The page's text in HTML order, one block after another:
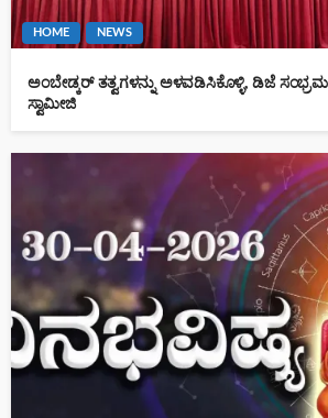
HOME NEWS
ಅಂಬೇಡ್ಕರ್ ತತ್ವಗಳನ್ನು ಅಳವಡಿಸಿಕೊಳ್ಳಿ, ಡಿಜೆ ಸಂಭ್ರಮ
ಸ್ವಾಮೀಜಿ